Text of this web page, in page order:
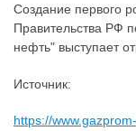
Создание первого
Правительства РФ
нефть" выступает
Источник:
https://